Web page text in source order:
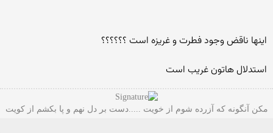
اینها ناقض وجود فطرت و غریزه است ؟؟؟؟؟؟
استدلال هاتون غریب است
مکن آنگونه که آزرده شوم از خویت .....دست بر دل نهم و پا بکشم از کویت